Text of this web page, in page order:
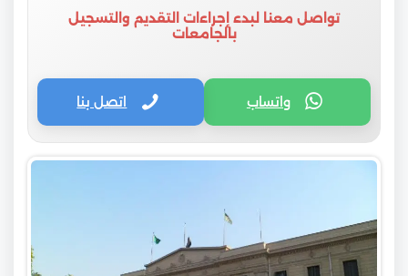
تواصل معنا لبدء إجراءات التقديم والتسجيل
بالجامعات
واتساب اتصل بنا